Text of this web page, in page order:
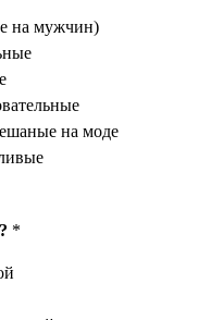
на мужчин)
на моде
*